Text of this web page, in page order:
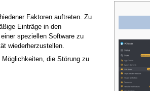
Faktoren auftreten. Zu
Einträge in den
speziellen Software zu
wiederherzustellen.
die Störung zu